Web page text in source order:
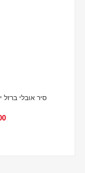
סיר אובלי ברזל